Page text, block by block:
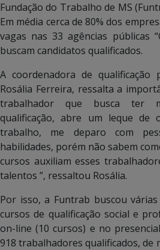
Fundação do Trabalho de MS
Em média cerca de 80% dos
vagas nas 33 agências públicas
buscam candidatos qualificados.
A coordenadora de qualificação
Rosália Ferreira, ressalta a
trabalhador que busca ter
qualificação, abre um leque de
trabalho, me deparo com
habilidades, porém não sabem
cursos auxiliam esses
talentos ”, ressaltou Rosália.
Por isso, a Funtrab buscou
cursos de qualificação social e
on-line (10 cursos) e no
918 trabalhadores qualificados, de